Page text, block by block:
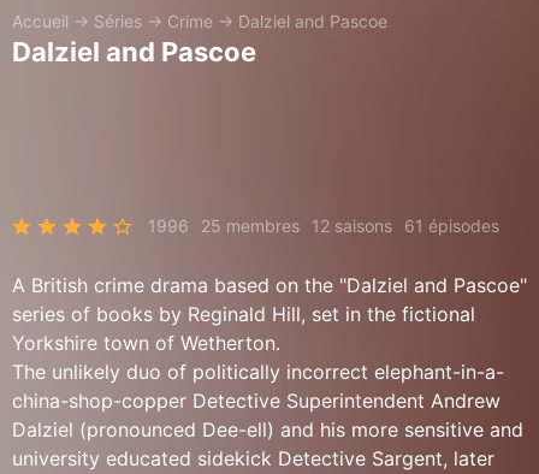
Accueil → Séries → Crime → Dalziel and Pascoe
Dalziel and Pascoe
1996 25 membres 12 saisons 61 épisodes
A British crime drama based on the "Dalziel and Pascoe"
series of books by Reginald Hill, set in the fictional
Yorkshire town of Wetherton.
The unlikely duo of politically incorrect elephant-in-a-
china-shop-copper Detective Superintendent Andrew
Dalziel (pronounced Dee-ell) and his more sensitive and
university educated sidekick Detective Sargent, later